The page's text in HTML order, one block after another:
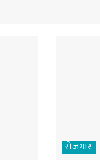
रोजगार